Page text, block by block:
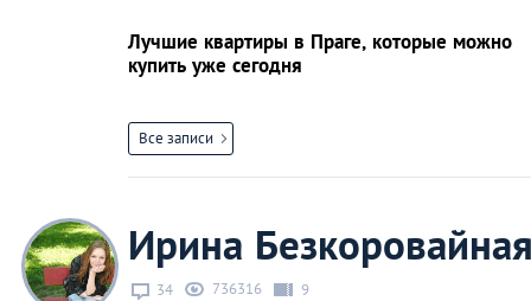
Лучшие квартиры в Праге, которые можно
купить уже сегодня
Все записи
Ирина
34 736316 9